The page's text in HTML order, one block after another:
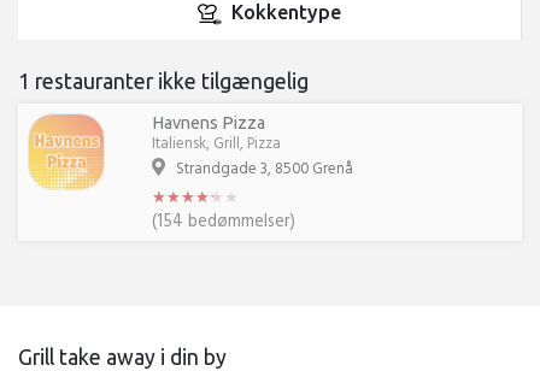
Kokkentype
1 restauranter ikke tilgængelig
Havnens Pizza
Italiensk, Grill, Pizza
Strandgade 3, 8500 Grenå
★★★★★ ★
★★★★★ ★
(154 bedømmelser)
Grill take away i din by